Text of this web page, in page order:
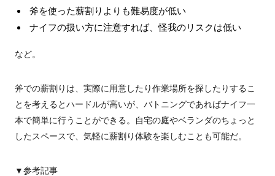
斧を使った薪割りよりも難易度が低い
ナイフの扱い方に注意すれば、怪我のリスクは低い
など。
斧での薪割りは、実際に用意したり作業場所を探したりするこ
とを考えるとハードルが高いが、バトニングであればナイフ一
本で簡単に行うことができる。自宅の庭やベランダのちょっと
したスペースで、気軽に薪割り体験を楽しむことも可能だ。
▼参考記事